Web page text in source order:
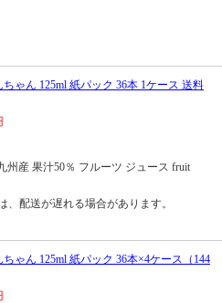
ゃん 125ml 紙パック 36本 1ケース 送料
州産 果汁50％ フルーツ ジュース fruit
配送が遅れる場合があります。
ゃん 125ml 紙パック 36本×4ケース（144